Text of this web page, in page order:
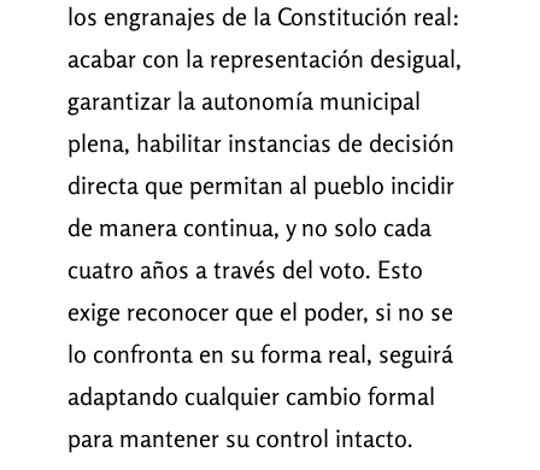
los engranajes de la Constitución real:
acabar con la representación desigual,
garantizar la autonomía municipal
plena, habilitar instancias de decisión
directa que permitan al pueblo incidir
de manera continua, y no solo cada
cuatro años a través del voto. Esto
exige reconocer que el poder, si no se
lo confronta en su forma real, seguirá
adaptando cualquier cambio formal
para mantener su control intacto.